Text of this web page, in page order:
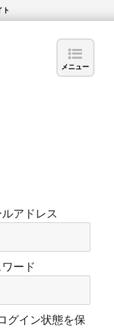
ト
メニュー
ルアドレス
ード
グイン状態を保